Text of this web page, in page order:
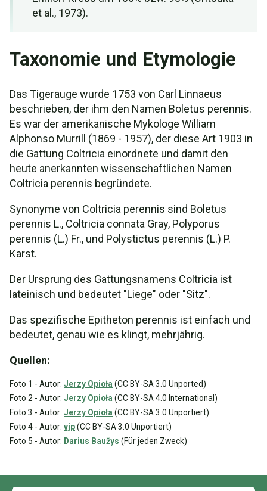
et al., 1973).
Taxonomie und Etymologie
Das Tigerauge wurde 1753 von Carl Linnaeus
beschrieben, der ihm den Namen Boletus perennis.
Es war der amerikanische Mykologe William
Alphonso Murrill (1869 - 1957), der diese Art 1903 in
die Gattung Coltricia einordnete und damit den
heute anerkannten wissenschaftlichen Namen
Coltricia perennis begründete.
Synonyme von Coltricia perennis sind Boletus
perennis L., Coltricia connata Gray, Polyporus
perennis (L.) Fr., und Polystictus perennis (L.) P.
Karst.
Der Ursprung des Gattungsnamens Coltricia ist
lateinisch und bedeutet "Liege" oder "Sitz".
Das spezifische Epitheton perennis ist einfach und
bedeutet, genau wie es klingt, mehrjährig.
Quellen:
Foto 1 - Autor: Jerzy Opioła (CC BY-SA 3.0 Unported)
Foto 2 - Autor: Jerzy Opioła (CC BY-SA 4.0 International)
Foto 3 - Autor: Jerzy Opioła (CC BY-SA 3.0 Unportiert)
Foto 4 - Autor: vjp(CC BY-SA 3.0 Unportiert)
Foto 5 - Autor: Darius Baužys (Für jeden Zweck)